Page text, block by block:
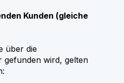
Kunden (gleiche
über die
gefunden wird, gelten